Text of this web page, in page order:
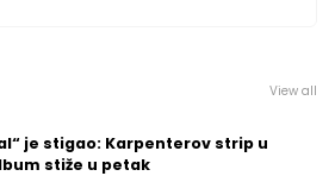
View all
je stigao: Karpenterov strip u
stiže u petak